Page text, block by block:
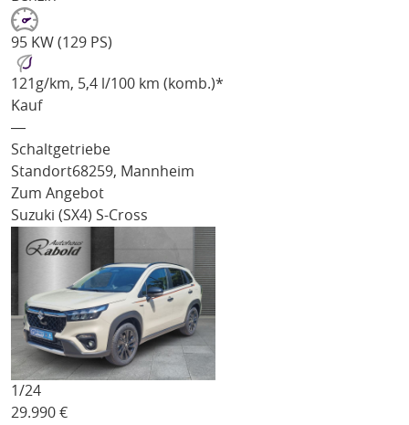
95 KW (129 PS)
121 g/km, 5,4 l/100 km (komb.)*
Kauf
―
Schaltgetriebe
Standort68259, Mannheim
Zum Angebot
Suzuki (SX4) S-Cross
1/24
29.990 €